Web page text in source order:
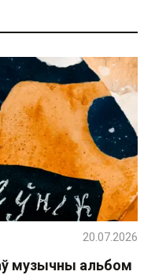
музычны альбом
20.07.2026